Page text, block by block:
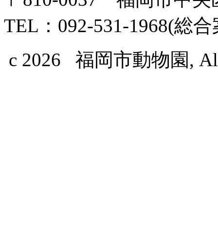
TEL：092-531-1968(総
c 2026 福岡市動物園,